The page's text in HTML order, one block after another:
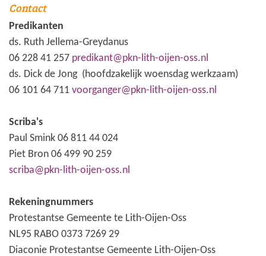
Contact
Predikanten
ds. Ruth Jellema-Greydanus
06 228 41 257 predikant@pkn-lith-oijen-oss.nl
ds. Dick de Jong (hoofdzakelijk woensdag werkzaam)
06 101 64 711 voorganger@pkn-lith-oijen-oss.nl
Scriba's
Paul Smink 06 811 44 024
Piet Bron 06 499 90 259
scriba@pkn-lith-oijen-oss.nl
Rekeningnummers
Protestantse Gemeente te Lith-Oijen-Oss
NL95 RABO 0373 7269 29
Diaconie Protestantse Gemeente Lith-Oijen-Oss